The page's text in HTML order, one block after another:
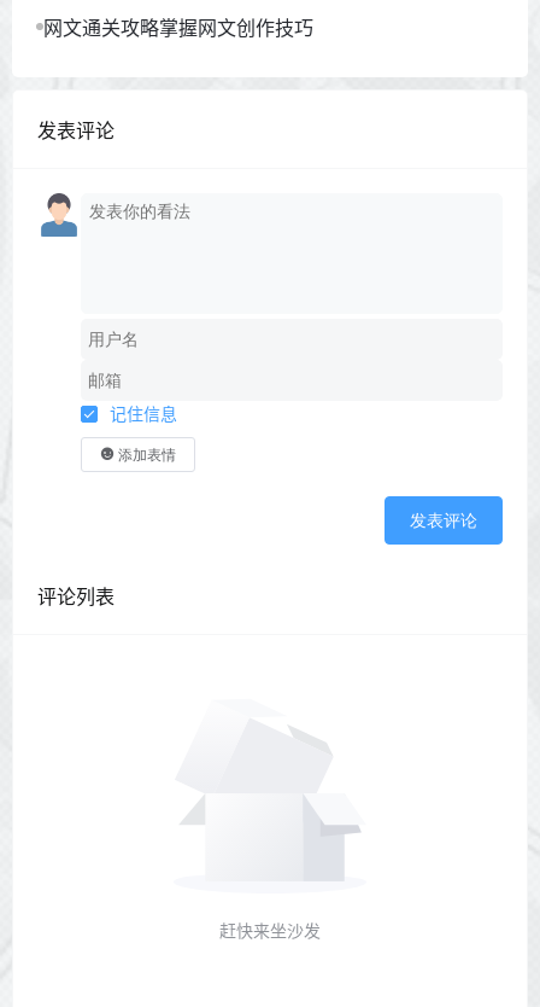
网文通关攻略掌握网文创作技巧
发表评论
记住信息
添加表情
发表评论
评论列表
赶快来坐沙发